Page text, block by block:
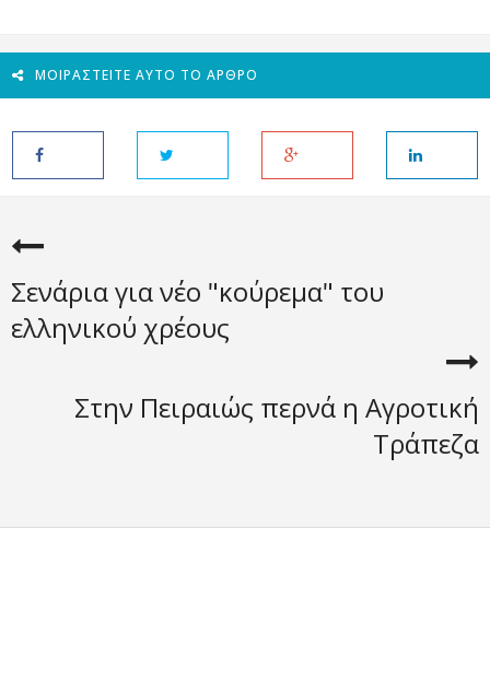
ΜΟΙΡΑΣΤΕΊΤΕ ΑΥΤΌ ΤΟ ΆΡΘΡΟ
Σενάρια για νέο "κούρεμα" του
ελληνικού χρέους
Στην Πειραιώς περνά η Αγροτική
Τράπεζα